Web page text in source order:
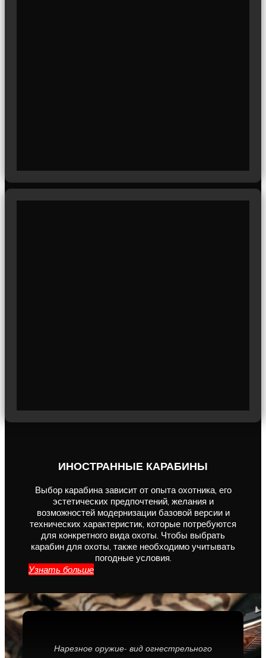
ИНОСТРАННЫЕ КАРАБИНЫ
Выбор карабина зависит от опыта охотника, его
эстетических предпочтений, желания и
возможностей модернизации базовой версии и
технических характеристик, которые потребуются
для конкретного вида охоты. Чтобы выбрать
карабин для охоты, также необходимо учитывать
погодные условия.
Узнать больше
Нарезное оружие- вид огнестрельного